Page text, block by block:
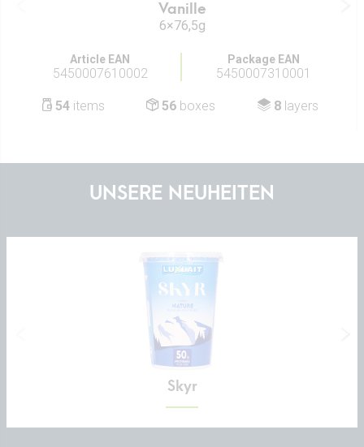
Vanille
6×76,5g
Article EAN
5450007610002
Package EAN
5450007310001
54 items 56 boxes 8 layers
UNSERE NEUHEITEN
Skyr